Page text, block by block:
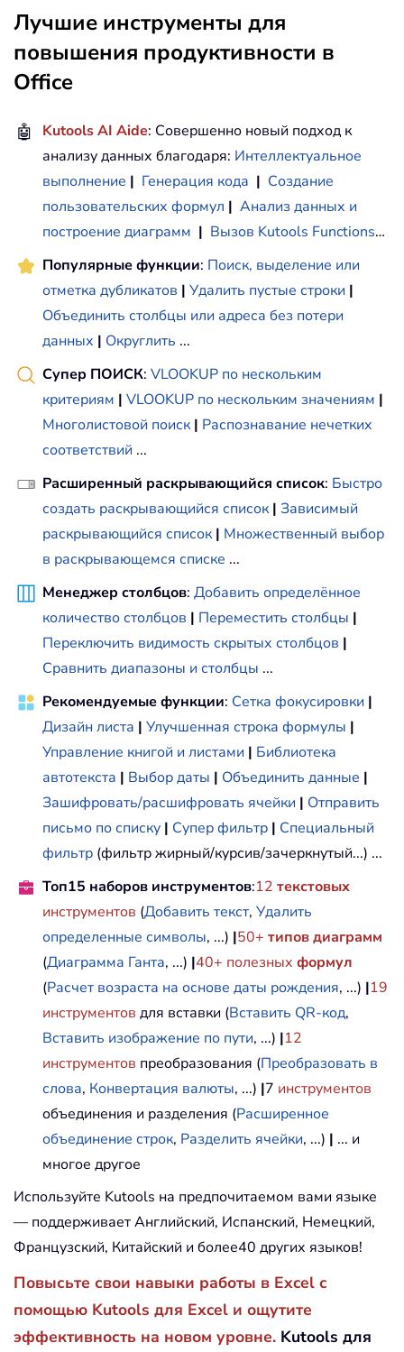
Лучшие инструменты для
повышения продуктивности в
Office
🤖 Kutools AI Aide: Совершенно новый подход к
анализу данных благодаря: Интеллектуальное
выполнение | Генерация кода | Создание
пользовательских формул | Анализ данных и
построение диаграмм | Вызов Kutools Functions…
Популярные функции: Поиск, выделение или
отметка дубликатов | Удалить пустые строки |
Объединить столбцы или адреса без потери
данных | Округлить ...
Супер ПОИСК: VLOOKUP по нескольким
критериям | VLOOKUP по нескольким значениям |
Многолистовой поиск | Распознавание нечетких
соответствий ...
Расширенный раскрывающийся список: Быстро
создать раскрывающийся список | Зависимый
раскрывающийся список | Множественный выбор
в раскрывающемся списке ...
Менеджер столбцов: Добавить определённое
количество столбцов | Переместить столбцы |
Переключить видимость скрытых столбцов |
Сравнить диапазоны и столбцы ...
Рекомендуемые функции: Сетка фокусировки |
Дизайн листа | Улучшенная строка формулы |
Управление книгой и листами | Библиотека
автотекста | Выбор даты | Объединить данные |
Зашифровать/расшифровать ячейки | Отправить
письмо по списку | Супер фильтр | Специальный
фильтр (фильтр жирный/курсив/зачеркнутый...) ...
Топ15 наборов инструментов:12 текстовых
инструментов (Добавить текст, Удалить
определенные символы, ...) |50+ типов диаграмм
(Диаграмма Ганта, ...) |40+ полезных формул
(Расчет возраста на основе даты рождения, ...) |19
инструментов для вставки (Вставить QR-код,
Вставить изображение по пути, ...) |12
инструментов преобразования (Преобразовать в
слова, Конвертация валюты, ...) |7 инструментов
объединения и разделения (Расширенное
объединение строк, Разделить ячейки, ...) | ... и
многое другое
Используйте Kutools на предпочитаемом вами языке
— поддерживает Английский, Испанский, Немецкий,
Французский, Китайский и более40 других языков!
Повысьте свои навыки работы в Excel с
помощью Kutools для Excel и ощутите
эффективность на новом уровне. Kutools для